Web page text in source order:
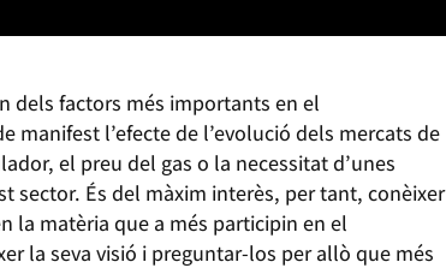
dels factors més importants en el
manifest l’efecte de l’evolució dels mercats de
el preu del gas o la necessitat d’unes
sector. És del màxim interès, per tant, conèixer
la matèria que a més participin en el
la seva visió i preguntar-los per allò que més